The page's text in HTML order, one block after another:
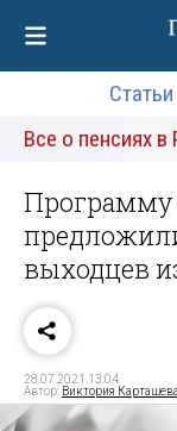
Статьи
Все о пенсиях в
Программу
выходцев
28.07.2021 13:04
Автор: Виктория Карташева